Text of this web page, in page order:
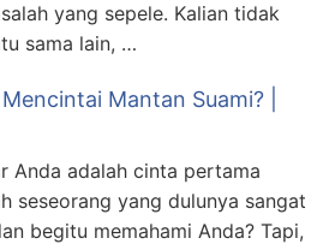
yang sepele. Kalian tidak
sama lain, …
Mantan Suami? |
Anda adalah cinta pertama
seseorang yang dulunya sangat
begitu memahami Anda? Tapi,